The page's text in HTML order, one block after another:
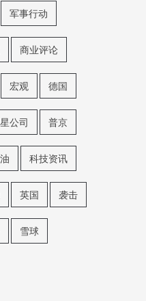
军事行动
商业评论
宏观 德国
公司 普京
科技资讯
英国 袭击
雪球